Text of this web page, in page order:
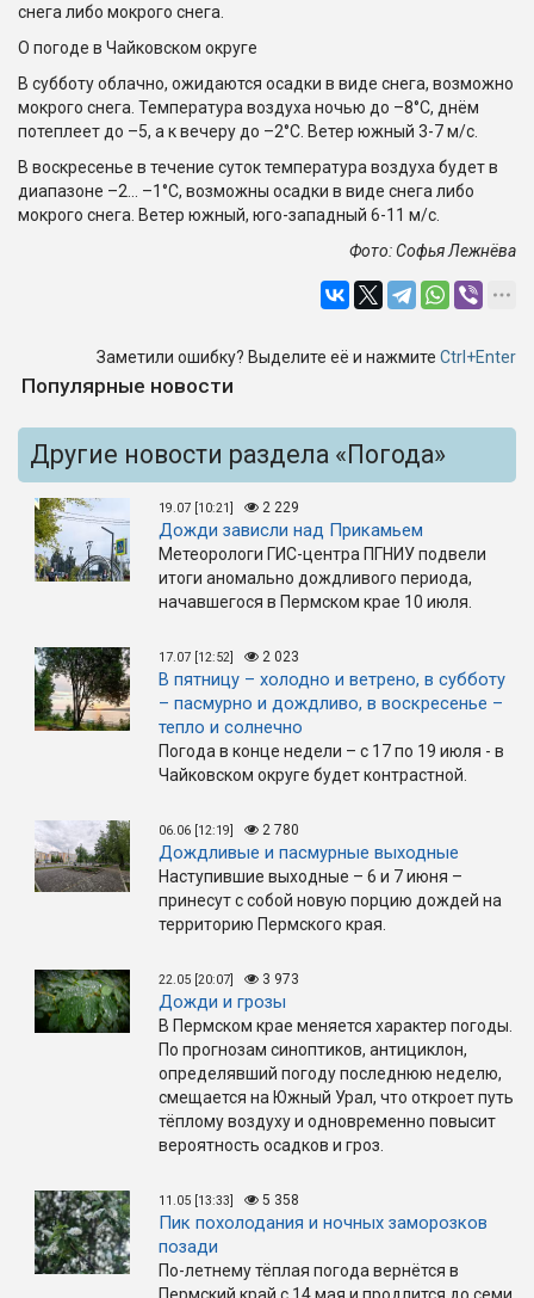
снега либо мокрого снега.
О погоде в Чайковском округе
В субботу облачно, ожидаются осадки в виде снега, возможно
мокрого снега. Температура воздуха ночью до –8°C, днём
потеплеет до –5, а к вечеру до –2°C. Ветер южный 3-7 м/с.
В воскресенье в течение суток температура воздуха будет в
диапазоне –2... –1°C, возможны осадки в виде снега либо
мокрого снега. Ветер южный, юго-западный 6-11 м/с.
Фото: Софья Лежнёва
Заметили ошибку? Выделите её и нажмите Ctrl+Enter
Популярные новости
Другие новости раздела «Погода»
19.07 [10:21] 2 229
Дожди зависли над Прикамьем
Метеорологи ГИС-центра ПГНИУ подвели
итоги аномально дождливого периода,
начавшегося в Пермском крае 10 июля.
17.07 [12:52] 2 023
В пятницу – холодно и ветрено, в субботу
– пасмурно и дождливо, в воскресенье –
тепло и солнечно
Погода в конце недели – с 17 по 19 июля - в
Чайковском округе будет контрастной.
06.06 [12:19] 2 780
Дождливые и пасмурные выходные
Наступившие выходные – 6 и 7 июня –
принесут с собой новую порцию дождей на
территорию Пермского края.
22.05 [20:07] 3 973
Дожди и грозы
В Пермском крае меняется характер погоды.
По прогнозам синоптиков, антициклон,
определявший погоду последнюю неделю,
смещается на Южный Урал, что откроет путь
тёплому воздуху и одновременно повысит
вероятность осадков и гроз.
11.05 [13:33] 5 358
Пик похолодания и ночных заморозков
позади
По-летнему тёплая погода вернётся в
Пермский край с 14 мая и продлится до семи